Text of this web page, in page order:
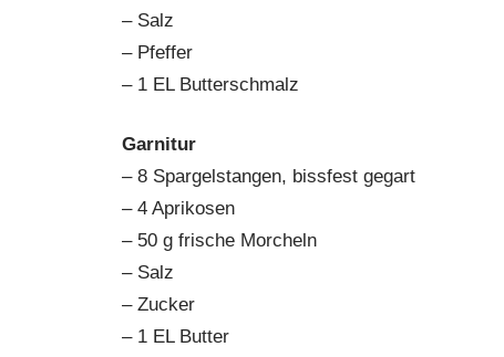
– Salz
– Pfeffer
– 1 EL Butterschmalz
Garnitur
– 8 Spargelstangen, bissfest gegart
– 4 Aprikosen
– 50 g frische Morcheln
– Salz
– Zucker
– 1 EL Butter